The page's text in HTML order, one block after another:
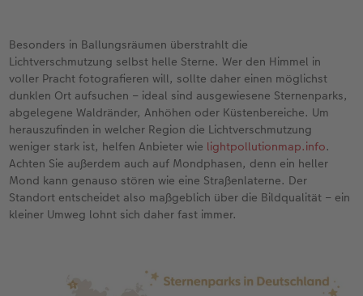
Besonders in Ballungsräumen überstrahlt die
Lichtverschmutzung selbst helle Sterne. Wer den Himmel in
voller Pracht fotografieren will, sollte daher einen möglichst
dunklen Ort aufsuchen – ideal sind ausgewiesene Sternenparks,
abgelegene Waldränder, Anhöhen oder Küstenbereiche. Um
herauszufinden in welcher Region die Lichtverschmutzung
weniger stark ist, helfen Anbieter wie lightpollutionmap.info.
Achten Sie außerdem auch auf Mondphasen, denn ein heller
Mond kann genauso stören wie eine Straßenlaterne. Der
Standort entscheidet also maßgeblich über die Bildqualität – ein
kleiner Umweg lohnt sich daher fast immer.